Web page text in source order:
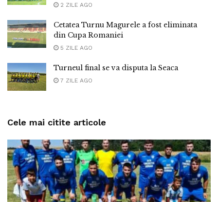
2 ZILE AGO
Cetatea Turnu Magurele a fost eliminata
din Cupa Romaniei
5 ZILE AGO
Turneul final se va disputa la Seaca
7 ZILE AGO
Cele mai citite articole